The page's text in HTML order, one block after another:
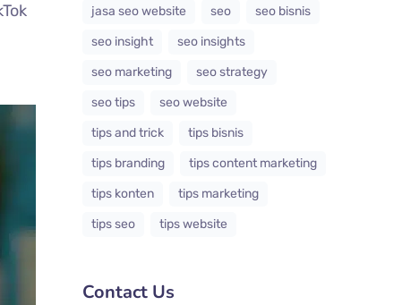
jasa seo website
seo
seo bisnis
seo insight
seo insights
seo marketing
seo strategy
seo tips
seo website
tips and trick
tips bisnis
tips branding
tips content marketing
tips konten
tips marketing
tips seo
tips website
Contact Us